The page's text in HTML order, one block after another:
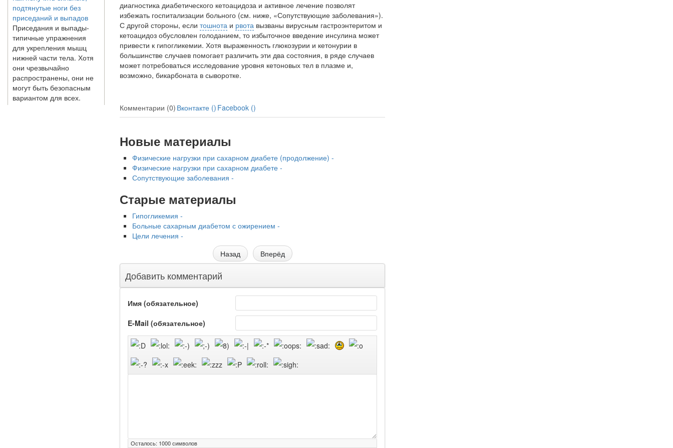
приседаний и выпадов
Приседания и выпады-
типичные упражнения
для укрепления мышц
нижней части тела. Хотя
они чрезвычайно
распространены, они не
могут быть безопасным
вариантом для всех.
Некоторые...
диагностика диабетического кетоацидоза и активное лечение позволят
избежать гос­питализации больного (см. ниже, «Сопут­ствующие заболевания»).
С другой сторо­ны, если тошнота и рвота вызваны вирус­ным гастроэнтеритом и
кетоацидоз обу­словлен голоданием, то избыточное вве­дение инсулина может
привести к гипо­гликемии. Хотя выраженность глюкозу­рии и кетонурии в
большинстве случаев помогает различить эти два состояния, в ряде случаев
может потребоваться иссле­дование уровня кетоновых тел в плазме и,
возможно, бикарбоната в сыворотке.
Комментарии (0) Вконтакте () Facebook ()
Новые материалы
Физические нагрузки при сахарном диабете (продолжение) -
Физические нагрузки при сахарном диабете -
Сопутствующие заболевания -
Старые материалы
Гипогликемия -
Больные сахарным диабетом с ожирением -
Цели лечения -
Назад
Вперёд
Добавить комментарий
Имя (обязательное)
E-Mail (обязательное)
Осталось: 1000символов